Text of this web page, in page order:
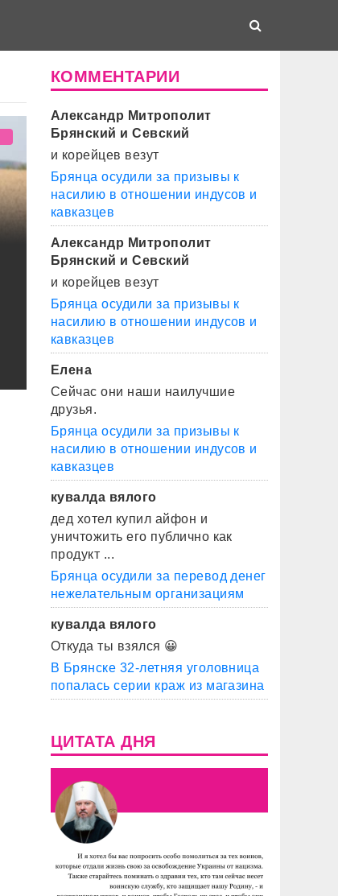
КОММЕНТАРИИ
Александр Митрополит
Брянский и Севский
и корейцев везут
Брянца осудили за призывы к
насилию в отношении индусов и
кавказцев
Александр Митрополит
Брянский и Севский
и корейцев везут
Брянца осудили за призывы к
насилию в отношении индусов и
кавказцев
Елена
Сейчас они наши наилучшие
друзья.
Брянца осудили за призывы к
насилию в отношении индусов и
кавказцев
кувалда вялого
дед хотел купил айфон и
уничтожить его публично как
продукт ...
Брянца осудили за перевод денег
нежелательным организациям
кувалда вялого
Откуда ты взялся 😀
В Брянске 32-летняя уголовница
попалась серии краж из магазина
ЦИТАТА ДНЯ